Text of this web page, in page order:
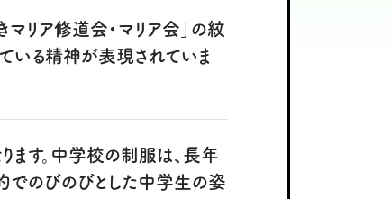
マリア修道会・マリア会」の紋
いる精神が表現されていま
ます。中学校の制服は、長年
でのびのびとした中学生の姿